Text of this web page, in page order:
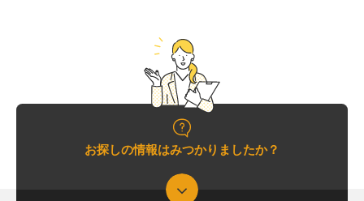
お探しの情報はみつかりましたか？